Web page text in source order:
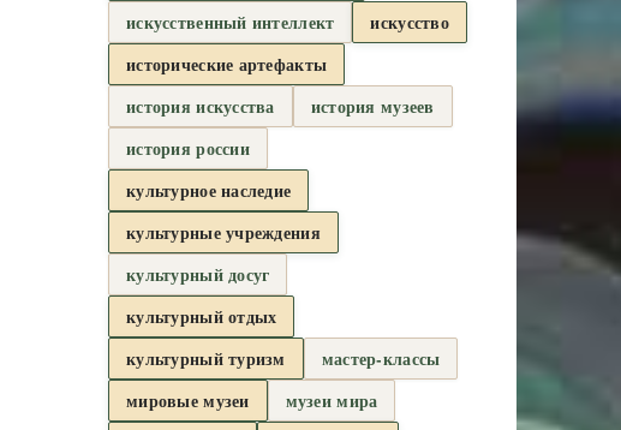
искусственный интеллект
искусство
исторические артефакты
история искусства
история музеев
история россии
культурное наследие
культурные учреждения
культурный досуг
культурный отдых
культурный туризм
мастер-классы
мировые музеи
музеи мира